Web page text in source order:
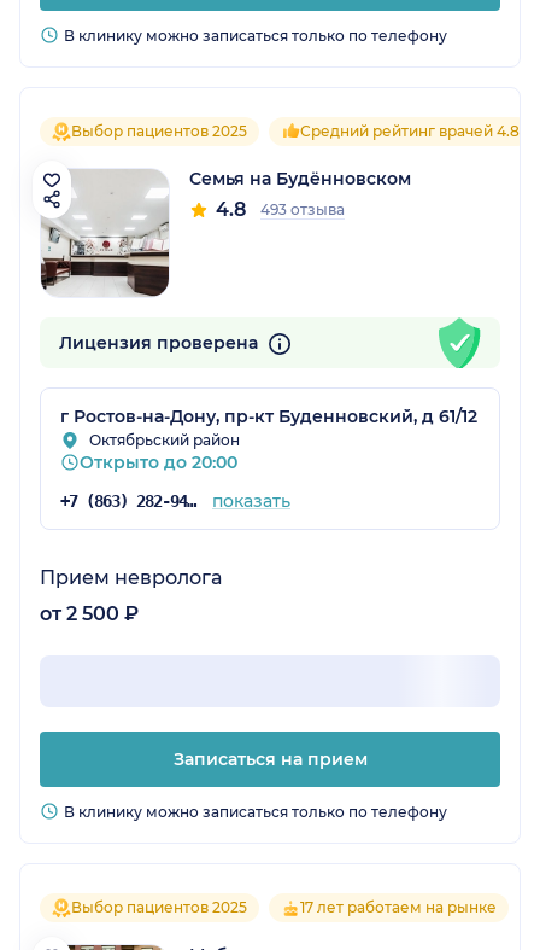
В клинику можно записаться только по телефону
Выбор пациентов 2025 Средний рейтинг врачей 4.8
Семья на Будённовском
4.8 493 отзыва
Лицензия проверена
г Ростов-на-Дону, пр-кт Буденновский, д 61/12
Октябрьский район
Открыто до 20:00
+7 (863) 282-94-55 показать
Прием невролога
от 2 500 ₽
Записаться на прием
В клинику можно записаться только по телефону
Выбор пациентов 2025 17 лет работаем на рынке